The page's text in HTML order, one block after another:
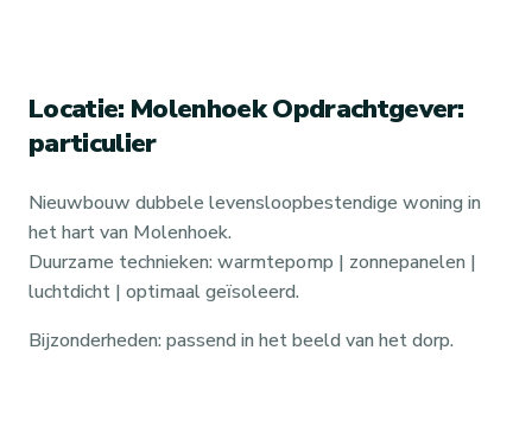
Locatie: Molenhoek Opdrachtgever:
particulier
Nieuwbouw dubbele levensloopbestendige woning in
het hart van Molenhoek.
Duurzame technieken: warmtepomp | zonnepanelen |
luchtdicht | optimaal geïsoleerd.
Bijzonderheden: passend in het beeld van het dorp.